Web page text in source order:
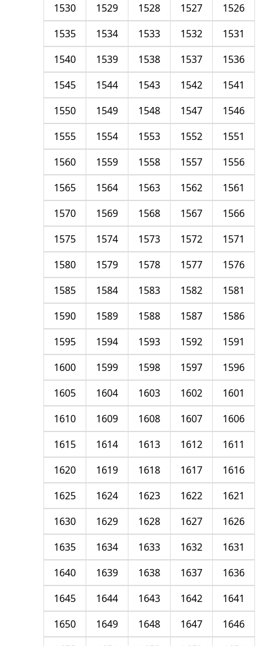
1526
1527
1528
1529
1530
1531
1532
1533
1534
1535
1536
1537
1538
1539
1540
1541
1542
1543
1544
1545
1546
1547
1548
1549
1550
1551
1552
1553
1554
1555
1556
1557
1558
1559
1560
1561
1562
1563
1564
1565
1566
1567
1568
1569
1570
1571
1572
1573
1574
1575
1576
1577
1578
1579
1580
1581
1582
1583
1584
1585
1586
1587
1588
1589
1590
1591
1592
1593
1594
1595
1596
1597
1598
1599
1600
1601
1602
1603
1604
1605
1606
1607
1608
1609
1610
1611
1612
1613
1614
1615
1616
1617
1618
1619
1620
1621
1622
1623
1624
1625
1626
1627
1628
1629
1630
1631
1632
1633
1634
1635
1636
1637
1638
1639
1640
1641
1642
1643
1644
1645
1646
1647
1648
1649
1650